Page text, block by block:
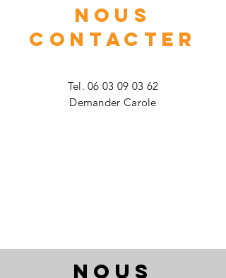
NOUS
CONTACTER
Tel.06 03 09 03 62
Demander Carole
NOUS